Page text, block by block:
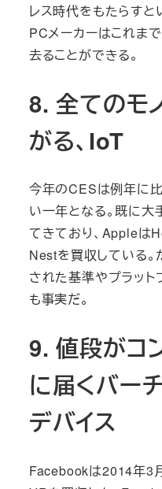
レス時代をもたらすと
PCメーカーはこれま
去ることができる。
8. 全てのモ
がる、IoT
今年のCESは例年に
い一年となる。既に大
てきており、Appleは
Nestを買収している
された基準やプラット
も事実だ。
9. 値段がコ
に届くバー
デバイス
Facebookは2014年3